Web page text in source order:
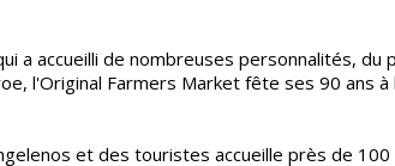
a accueilli de nombreuses personnalités, du
l'Original Farmers Market fête ses 90 ans
et des touristes accueille près de